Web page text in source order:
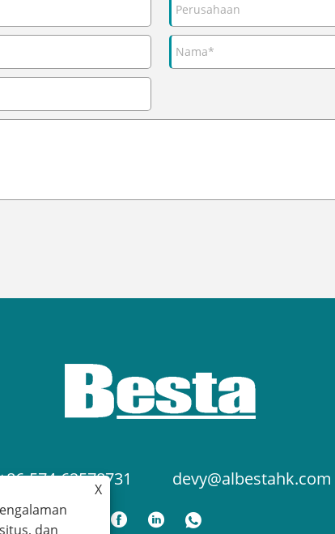
574-62578731 devy@albestahk.com
X
dan